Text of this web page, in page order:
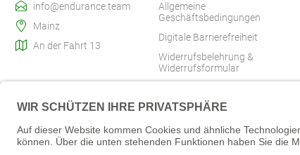
info@endurance.team
Mainz
An der Fahrt 13
Allgemeine
Geschäftsbedingungen
Digitale Barrierefreiheit
Widerrufsbelehrung &
Widerrufsformular